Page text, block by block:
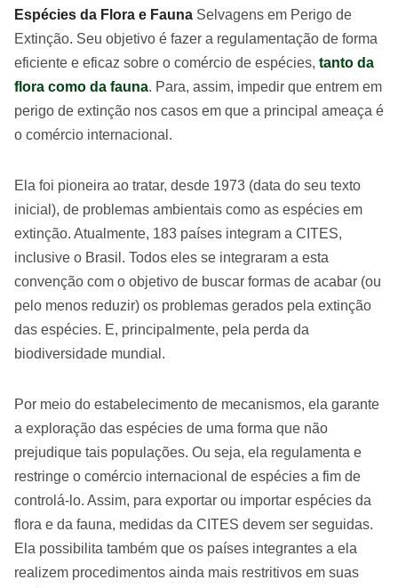
Espécies da Flora e Fauna Selvagens em Perigo de
Extinção. Seu objetivo é fazer a regulamentação de forma
eficiente e eficaz sobre o comércio de espécies, tanto da
flora como da fauna. Para, assim, impedir que entrem em
perigo de extinção nos casos em que a principal ameaça é
o comércio internacional.
Ela foi pioneira ao tratar, desde 1973 (data do seu texto
inicial), de problemas ambientais como as espécies em
extinção. Atualmente, 183 países integram a CITES,
inclusive o Brasil. Todos eles se integraram a esta
convenção com o objetivo de buscar formas de acabar (ou
pelo menos reduzir) os problemas gerados pela extinção
das espécies. E, principalmente, pela perda da
biodiversidade mundial.
Por meio do estabelecimento de mecanismos, ela garante
a exploração das espécies de uma forma que não
prejudique tais populações. Ou seja, ela regulamenta e
restringe o comércio internacional de espécies a fim de
controlá-lo. Assim, para exportar ou importar espécies da
flora e da fauna, medidas da CITES devem ser seguidas.
Ela possibilita também que os países integrantes a ela
realizem procedimentos ainda mais restritivos em suas